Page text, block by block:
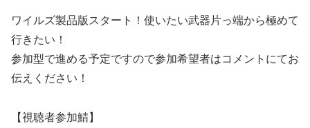
ワイルズ製品版スタート！使いたい武器片っ端から極めて
行きたい！
参加型で進める予定ですので参加希望者はコメントにてお
伝えください！
【視聴者参加鯖】